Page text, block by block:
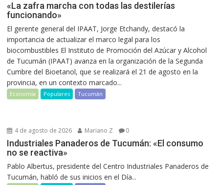
«La zafra marcha con todas las destilerías
funcionando»
El gerente general del IPAAT, Jorge Etchandy, destacó la
importancia de actualizar el marco legal para los
biocombustibles El Instituto de Promoción del Azúcar y Alcohol
de Tucumán (IPAAT) avanza en la organización de la Segunda
Cumbre del Bioetanol, que se realizará el 21 de agosto en la
provincia, en un contexto marcado...
Economía Populares Tucumán
4 de agosto de 2026 Mariano Z 0
Industriales Panaderos de Tucumán: «El consumo
no se reactiva»
Pablo Albertus, presidente del Centro Industriales Panaderos de
Tucumán, habló de sus inicios en el Día...